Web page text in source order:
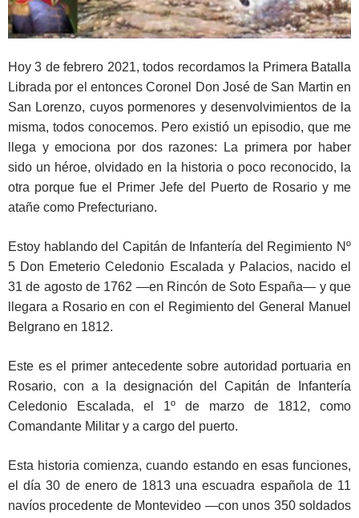
Hoy 3 de febrero 2021, todos recordamos la Primera Batalla
Librada por el entonces Coronel Don José de San Martin en
San Lorenzo, cuyos pormenores y desenvolvimientos de la
misma, todos conocemos. Pero existió un episodio, que me
llega y emociona por dos razones: La primera por haber
sido un héroe, olvidado en la historia o poco reconocido, la
otra porque fue el Primer Jefe del Puerto de Rosario y me
atañe como Prefecturiano.
Estoy hablando del Capitán de Infantería del Regimiento Nº
5 Don Emeterio Celedonio Escalada y Palacios, nacido el
31 de agosto de 1762 —en Rincón de Soto España— y que
llegara a Rosario en con el Regimiento del General Manuel
Belgrano en 1812.
Este es el primer antecedente sobre autoridad portuaria en
Rosario, con a la designación del Capitán de Infantería
Celedonio Escalada, el 1º de marzo de 1812, como
Comandante Militar y a cargo del puerto.
Esta historia comienza, cuando estando en esas funciones,
el día 30 de enero de 1813 una escuadra española de 11
navíos procedente de Montevideo —con unos 350 soldados